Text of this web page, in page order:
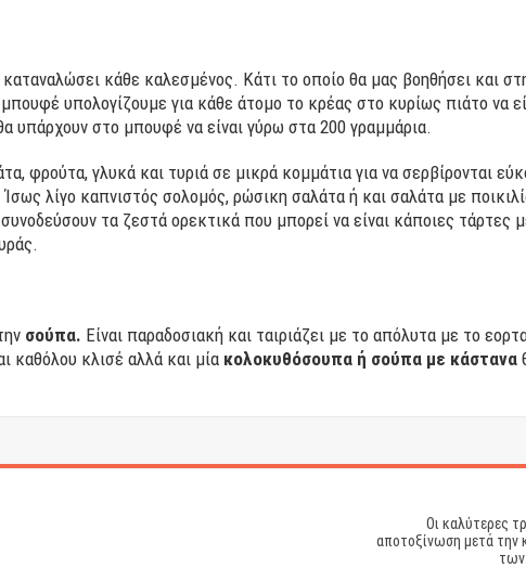
κάθε καλεσμένος. Κάτι το οποίο θα μας βοηθήσει και
υπολογίζουμε για κάθε άτομο το κρέας στο κυρίως πιάτο να
υπάρχουν στο μπουφέ να είναι γύρω στα 200 γραμμάρια.
φρούτα, γλυκά και τυριά σε μικρά κομμάτια για να σερβίρονται
λίγο καπνιστός σολομός, ρώσικη σαλάτα ή και σαλάτα με
τα ζεστά ορεκτικά που μπορεί να είναι κάποιες τάρτες
σούπα. Είναι παραδοσιακή και ταιριάζει με το απόλυτα με το
καθόλου κλισέ αλλά και μία κολοκυθόσουπα ή σούπα με κάστανα
Οι καλύτερες
αποτοξίνωση μετά την
των